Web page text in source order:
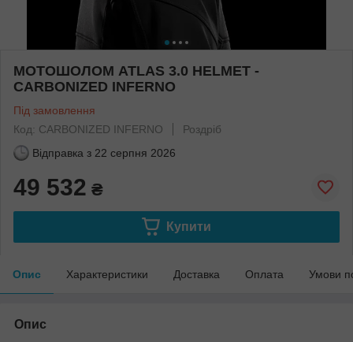
МОТОШОЛОМ ATLAS 3.0 HELMET -
CARBONIZED INFERNO
Під замовлення
Код: CARBONIZED INFERNO
Роздріб
Відправка з 22 серпня 2026
49 532 ₴
Купити
Опис Характеристики Доставка Оплата Умови
Опис